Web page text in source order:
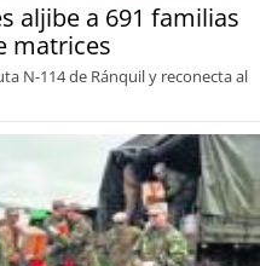
aljibe a 691 familias
matrices
N-114 de Ránquil y reconecta al